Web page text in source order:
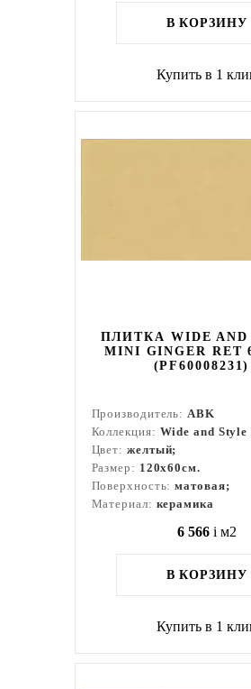
В КОРЗИНУ
Купить в 1
ПЛИТКА WIDE AND
MINI GINGER RET
(PF60008231)
Производитель:ABK
Коллекция: Wide and
Цвет: желтый;
Размер: 120x60см.
Поверхность:матовая;
Материал: керамика
6 566 i м2
В КОРЗИНУ
Купить в 1